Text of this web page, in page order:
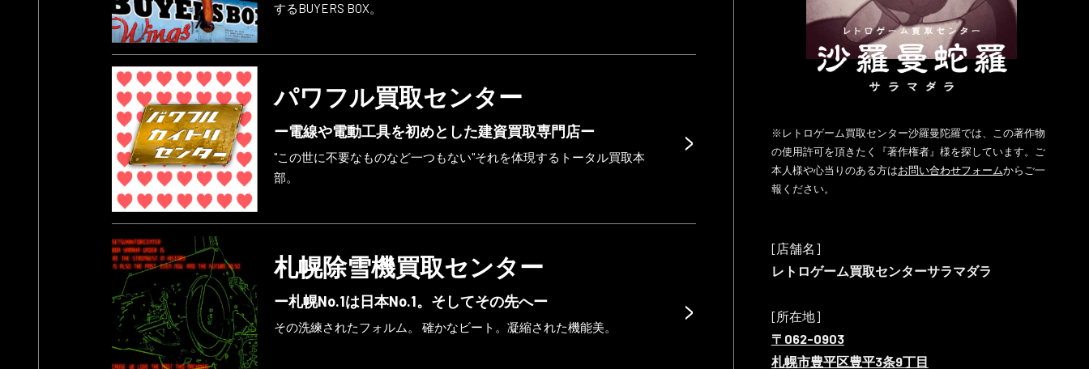
するBUYERS BOX。
>
パワフル買取センター
ー電線や電動工具を初めとした建資買取専門店ー
"この世に不要なものなど一つもない"それを体現するトータル買取本
部。
>
札幌除雪機買取センター
ー札幌No.1は日本No.1。そしてその先へー
その洗練されたフォルム。 確かなビート。凝縮された機能美。
※レトロゲーム買取センター沙羅曼陀羅では、この著作物
の使用許可を頂きたく『著作権者』様を探しています。ご
本人様や心当りのある方はお問い合わせフォームからご一
報ください。
[店舗名]
レトロゲーム買取センターサラマダラ
[所在地]
〒062-0903
札幌市豊平区豊平3条9丁目